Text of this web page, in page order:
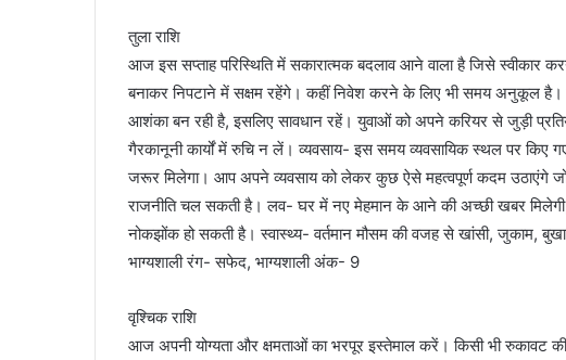
तुला राशि
आज इस सप्ताह परिस्थिति में सकारात्मक बदलाव आने वाला है जिसे स्वीकार
बनाकर निपटाने में सक्षम रहेंगे। कहीं निवेश करने के लिए भी समय अनुकूल है।
आशंका बन रही है, इसलिए सावधान रहें। युवाओं को अपने करियर से जुड़ी
गैरकानूनी कार्यों में रुचि न लें। व्यवसाय- इस समय व्यवसायिक स्थल पर किए
जरूर मिलेगा। आप अपने व्यवसाय को लेकर कुछ ऐसे महत्वपूर्ण कदम उठाएंगे
राजनीति चल सकती है। लव- घर में नए मेहमान के आने की अच्छी खबर
नोकझोंक हो सकती है। स्वास्थ्य- वर्तमान मौसम की वजह से खांसी, जुकाम,
भाग्यशाली रंग- सफेद, भाग्यशाली अंक- 9
वृश्चिक राशि
आज अपनी योग्यता और क्षमताओं का भरपूर इस्तेमाल करें। किसी भी रुकावट